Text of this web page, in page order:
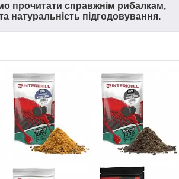
прочитати справжнім рибалкам,
та натуральність підгодовування.